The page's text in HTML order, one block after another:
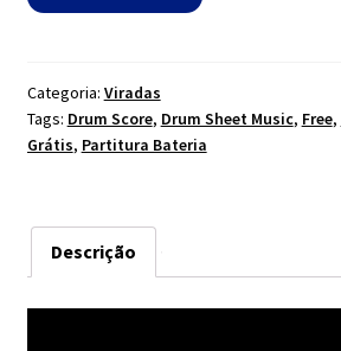
Categoria: Viradas
Tags: Drum Score, Drum Sheet Music, Free,
Grátis, Partitura Bateria
Descrição